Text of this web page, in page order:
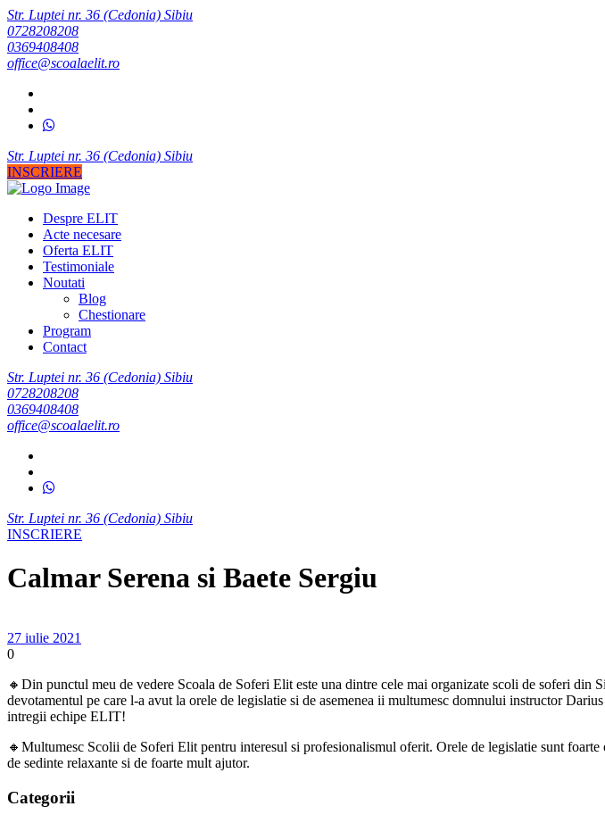
Str. Luptei nr. 36 (Cedonia) Sibiu
0728208208
0369408408
office@scoalaelit.ro
Str. Luptei nr. 36 (Cedonia) Sibiu
INSCRIERE
Despre ELIT
Acte necesare
Oferta ELIT
Testimoniale
Noutati
Blog
Chestionare
Program
Contact
Str. Luptei nr. 36 (Cedonia) Sibiu
0728208208
0369408408
office@scoalaelit.ro
Str. Luptei nr. 36 (Cedonia) Sibiu
INSCRIERE
Calmar Serena si Baete Sergiu
27 iulie 2021
0
🔸Din punctul meu de vedere Scoala de Soferi Elit este una dintre cele mai organizate scoli de soferi
devotamentul pe care l-a avut la orele de legislatie si de asemenea ii multumesc domnului instructor
intregii echipe ELIT!
🔸Multumesc Scolii de Soferi Elit pentru interesul si profesionalismul oferit. Orele de legislatie sunt
de sedinte relaxante si de foarte mult ajutor.
Categorii